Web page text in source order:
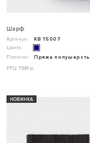
Шарф
Артикул:
КВ 15007
Цвета:
Полотно:
Пряжа полушерсть
РРЦ: 1599 р.
НОВИНКА